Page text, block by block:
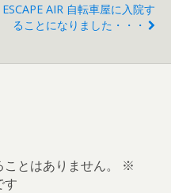
ESCAPE AIR 自転車屋に入院す
ることになりました・・・
とはありません。
※
す